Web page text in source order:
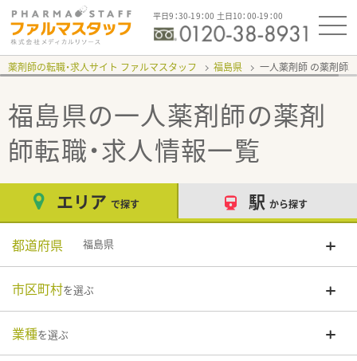
平日9：30-19：00 土日10：00-19：00
薬剤師の転職・求人サイト ファルマスタッフ 福島県 一人薬剤師
福島県の一人薬剤師の薬剤
師転職・求人情報一覧
エリア で探す 駅 から探す
都道府県 福島県
市区町村を選ぶ
業種を選ぶ